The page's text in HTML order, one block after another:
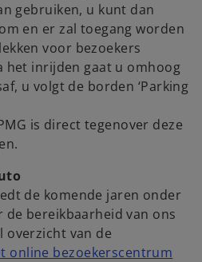
gebruiken, u kunt dan
en er zal toegang worden
voor bezoekers
het inrijden gaat u omhoog
u volgt de borden ‘Parking
is direct tegenover deze
de komende jaren onder
de bereikbaarheid van ons
overzicht van de
online bezoekerscentrum